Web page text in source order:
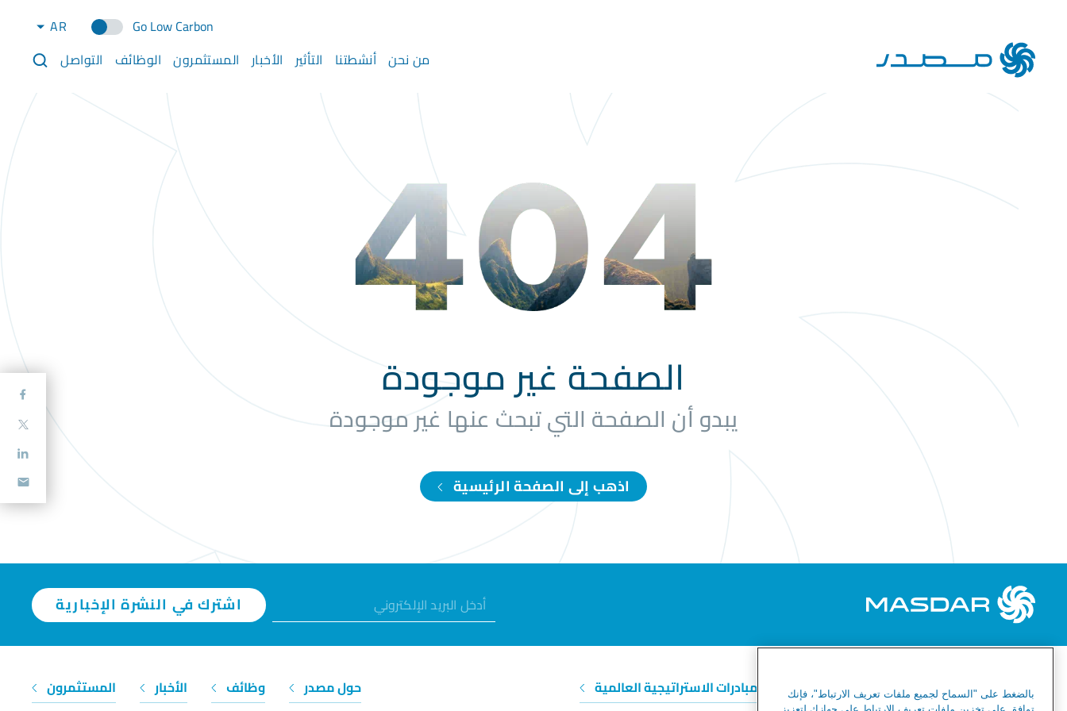
Go Low Carbon
AR
من نحن أنشطتنا التأثير الأخبار المستثمرون الوظائف التواصل
الصفحة غير موجودة
يبدو أن الصفحة التي تبحث عنها غير موجودة
اذهب إلى الصفحة الرئيسية
اشترك في النشرة الإخبارية
الطاقة المتجددة الهيدروجين الأخضر المبادرات الاستراتيجية العالمية حول مصدر وظائف الأخبار المستثمرون
بالضغط على "السماح لجميع ملفات تعريف الارتباط"، فإنك